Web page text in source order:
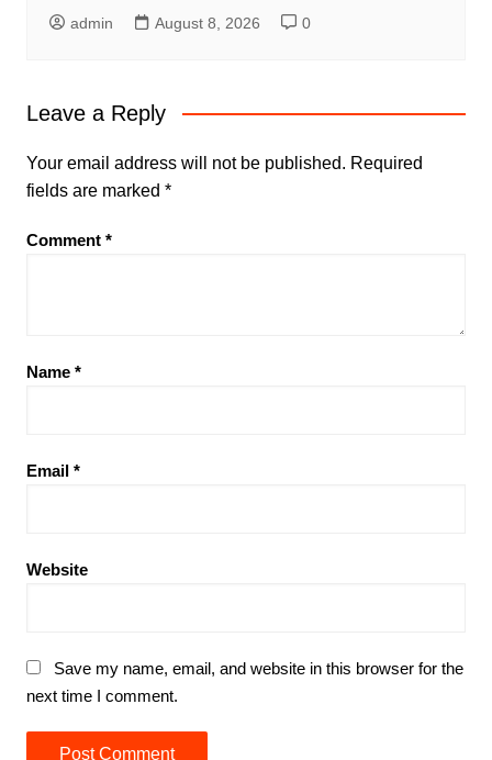
admin August 8, 2026 0
Leave a Reply
Your email address will not be published. Required
fields are marked *
Comment *
Name *
Email *
Website
Save my name, email, and website in this browser for the
next time I comment.